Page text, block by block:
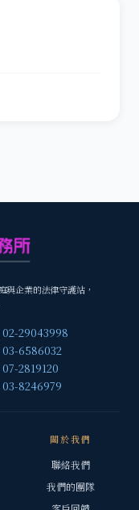
與企業的法律守護站，
02-29043998
03-6586032
2819120
03-8246979
關於我們
聯絡我們
我們的團隊